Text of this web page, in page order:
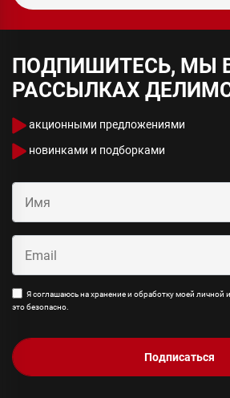
ПОДПИШИТЕСЬ, МЫ
РАССЫЛКАХ
акционными предложениями
новинками и подборками
Я соглашаюсь на хранение и обработку моей личной
это безопасно.
Подписаться